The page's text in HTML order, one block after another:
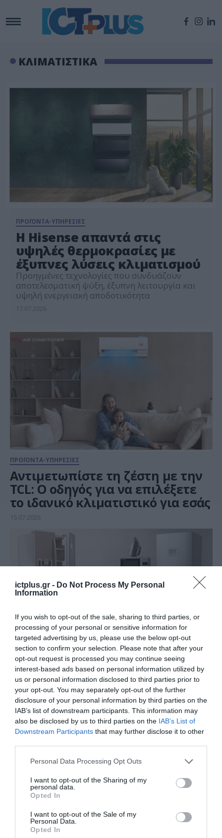
ictplus.gr - Do Not Process My Personal
Information
If you wish to opt-out of the sale, sharing to third parties, or
processing of your personal or sensitive information for
targeted advertising by us, please use the below opt-out
section to confirm your selection. Please note that after your
opt-out request is processed you may continue seeing
interest-based ads based on personal information utilized by
us or personal information disclosed to third parties prior to
your opt-out. You may separately opt-out of the further
disclosure of your personal information by third parties on the
IAB’s list of downstream participants. This information may
also be disclosed by us to third parties on the IAB’s List of
Downstream Participants that may further disclose it to other
Please note that this website/app uses one or more Google
not limited to your visit or usage behaviour. You may click to
grant or deny consent to Google and its third-party tags to
use your data for below specified purposes in below Google
consent section.
Personal Data Processing Opt Outs
I want to opt-out of the Sharing of my
personal data.
Opted In
I want to opt-out of the Sale of my
Personal Data.
Opted In
ΚΛΙΜΑΤΙΣΤΙΚΑ
ΠΡΟΪΟΝΤΑ-ΥΠΗΡΕΣΙΕΣ
Η Hisense απαντά στις
υψηλές θερμοκρασίες με
έξυπνες λύσεις κλιματισμού
Προηγμένες τεχνολογίες που συνδυάζουν
αποτελεσματική ψύξη, έξυπνη λειτουργία και
υψηλή ενεργειακή αποδοτικότητα
ΠΡΟΪΟΝΤΑ-ΥΠΗΡΕΣΙΕΣ
Αντιμετωπίστε τη ζέστη με την
TCL: Ο οδηγός για να επιλέξετε
το ιδανικό κλιματιστικό για εσάς
15.07.2026
ΠΡΟΪΟΝΤΑ-ΥΠΗΡΕΣΙΕΣ
Κατατέθηκε η τροπολογία για
πλαφόν σε κλιματιστικά και
ψυγεία μετά τις απαράδεκτες
αυξήσεις τιμών